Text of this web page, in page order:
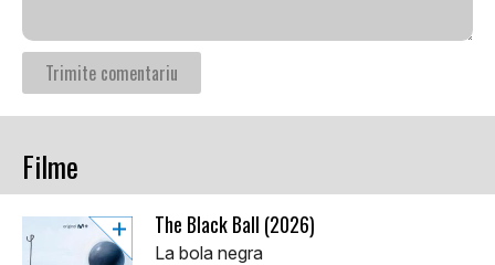
Filme
The Black Ball (2026)
La bola negra